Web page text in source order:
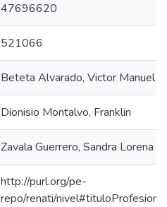
47696620
521066
Beteta Alvarado, Victor Manuel
Dionisio Montalvo, Franklin
Zavala Guerrero, Sandra Lorena
http://purl.org/pe-
repo/renati/nivel#tituloProfesional